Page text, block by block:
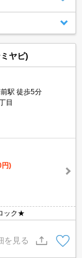
ヤビ)
駅 徒歩5分
目
円)
ック★
を見る